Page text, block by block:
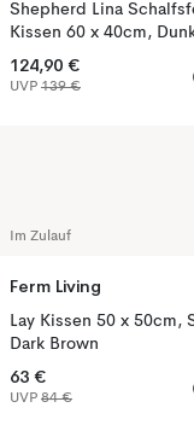
Shepherd Lina
Kissen 60 x 40cm,
124,90 €
UVP 139 €
Im Zulauf
Ferm Living
Lay Kissen 50 x 50cm,
Dark Brown
63 €
UVP 84 €